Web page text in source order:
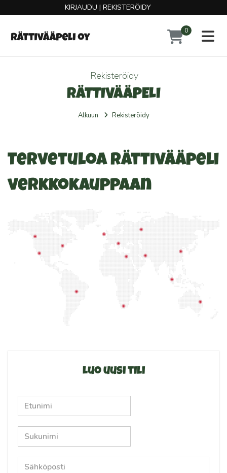
KIRJAUDU | REKISTERÖIDY
0
Rekisteröidy
RÄTTIVÄÄPELI
Alkuun Rekisteröidy
Tervetuloa Rättivääpeli
verkkokauppaan
Luo uusi tili